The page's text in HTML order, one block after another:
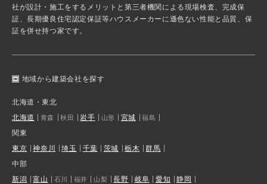
社が設計・施工をするメリットと第三者機関による現場検査、完成保
証、長期優良住宅認定保証等ハウスメーカーに遜色ない性能と品質、保
証を併せ持つ家です。
地域から建築会社を探す
北海道・東北
北海道
青森 秋田 岩手 山形 宮城 福島
関東
東京
神奈川 埼玉 千葉 茨城 栃木
群馬
中部
新潟
富山 石川 福井 山梨 長野 岐阜 愛知
静岡